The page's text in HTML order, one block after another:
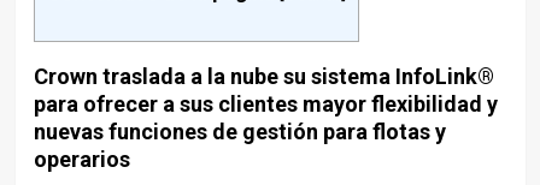
Crown traslada a la nube su sistema InfoLink®
para ofrecer a sus clientes mayor flexibilidad y
nuevas funciones de gestión para flotas y
operarios